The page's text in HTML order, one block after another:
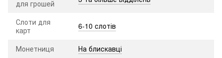
для грошей
Слоти для
карт
6-10 слотів
Монетниця
На блискавці